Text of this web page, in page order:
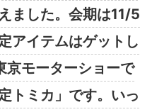
ました。会期は11/5
アイテムはゲットし
京モーターショーで
トミカ」です。いっ